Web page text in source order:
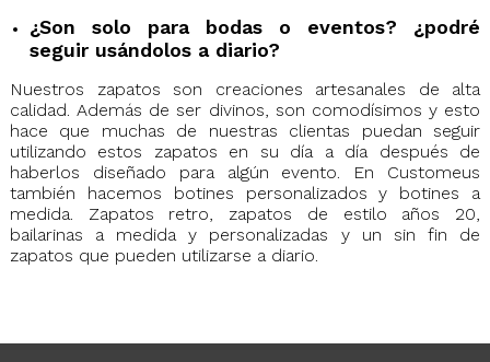
¿Son solo para bodas o eventos? ¿podré
seguir usándolos a diario?
Nuestros zapatos son creaciones artesanales de alta
calidad. Además de ser divinos, son comodísimos y esto
hace que muchas de nuestras clientas puedan seguir
utilizando estos zapatos en su día a día después de
haberlos diseñado para algún evento. En Customeus
también hacemos botines personalizados y botines a
medida. Zapatos retro, zapatos de estilo años 20,
bailarinas a medida y personalizadas y un sin fin de
zapatos que pueden utilizarse a diario.